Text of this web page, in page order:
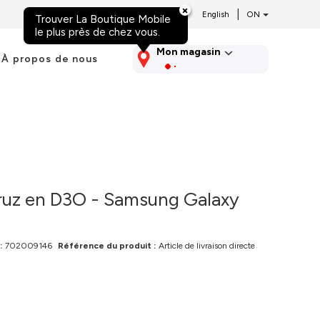
Aller au contenu
English
À propos de nous
Trouver La Boutique Mobile
le plus près de chez vous.
Mon magasin
en D3O - Samsung Galaxy
702009146 Référence du produit : Article de livraison directe